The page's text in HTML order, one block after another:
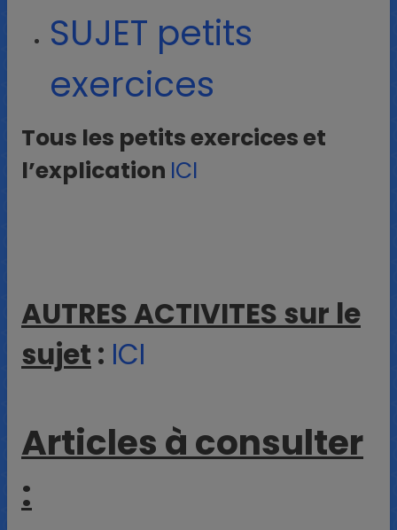
SUJET petits
exercices
Tous les petits exercices et
l’explication ICI
AUTRES ACTIVITES sur le
sujet : ICI
Articles à consulter
: